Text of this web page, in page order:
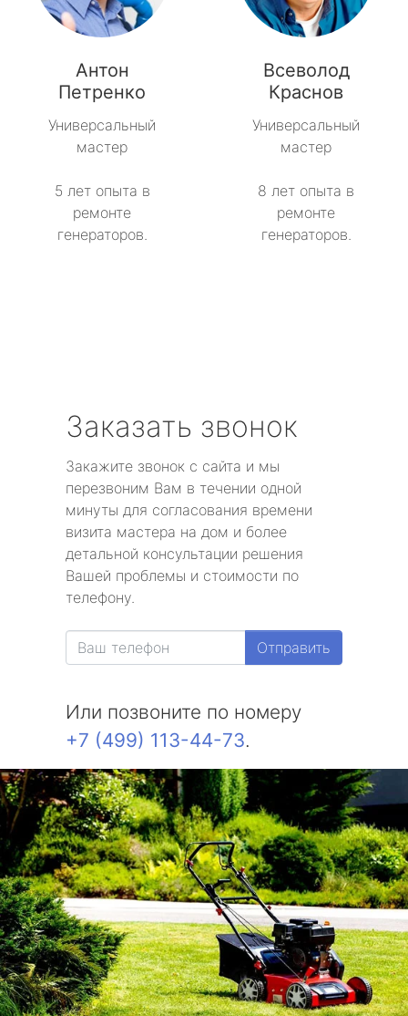
Антон
Петренко
Универсальный
мастер
5 лет опыта в
ремонте
генераторов.
Всеволод
Краснов
Универсальный
мастер
8 лет опыта в
ремонте
генераторов.
Заказать звонок
Закажите звонок с сайта и мы
перезвоним Вам в течении одной
минуты для согласования времени
визита мастера на дом и более
детальной консультации решения
Вашей проблемы и стоимости по
телефону.
Отправить
Или позвоните по номеру
+7 (499) 113-44-73.